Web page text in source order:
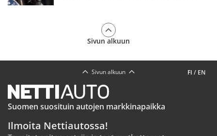
Sivun alkuun
FI / EN
Sivun alkuun
Suomen suosituin autojen markkinapaikka
Ilmoita Nettiautossa!